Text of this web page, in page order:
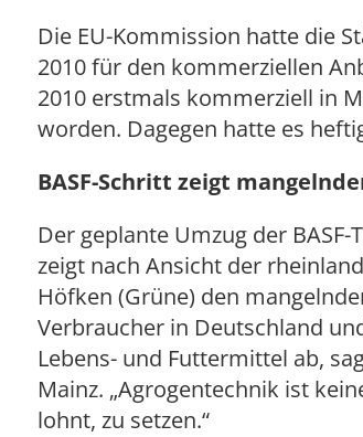
Die EU-Kommission hatte die
2010 für den kommerziellen
2010 erstmals kommerziell in
worden. Dagegen hatte es
BASF-Schritt zeigt
Der geplante Umzug der
zeigt nach Ansicht der
Höfken (Grüne) den
Verbraucher in Deutschland
Lebens- und Futtermittel ab,
Mainz. „Agrogentechnik ist
lohnt, zu setzen.“